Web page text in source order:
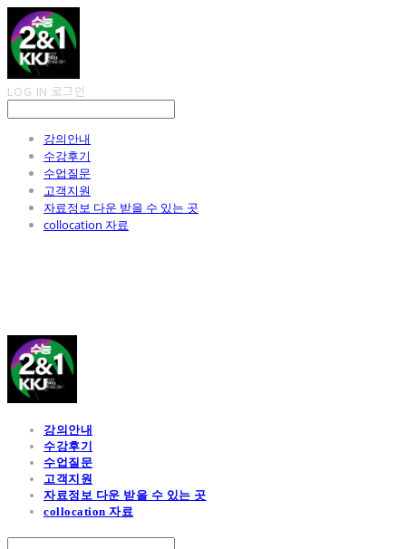
LOG IN 로그인
강의안내
수강후기
수업질문
고객지원
자료정보 다운 받을 수 있는 곳
collocation 자료
강의안내
수강후기
수업질문
고객지원
자료정보 다운 받을 수 있는 곳
collocation 자료